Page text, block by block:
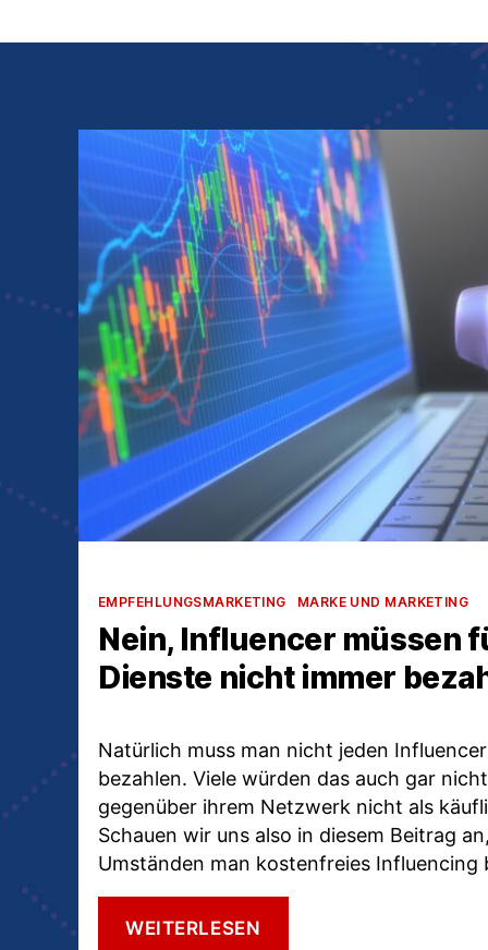
Kategorien
EMPFEHLUNGSMARKETING MARKE UND MARKETING
Nein, Influencer müssen
Dienste nicht immer
Natürlich muss man nicht jeden
bezahlen. Viele würden das auch gar
gegenüber ihrem Netzwerk nicht als
Schauen wir uns also in diesem Beitrag
Umständen man kostenfreies Influencing
WEITERLESEN